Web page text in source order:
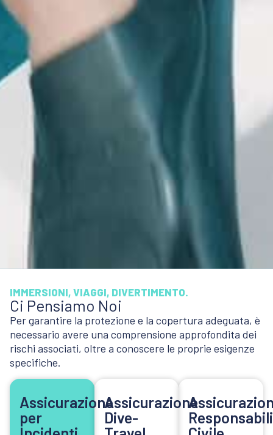
IMMERSIONI, VIAGGI, DIVERTIMENTO.
Ci Pensiamo Noi
Per garantire la protezione e la copertura adeguata, è
necessario avere una comprensione approfondita dei
rischi associati, oltre a conoscere le proprie esigenze
specifiche.
Assicurazione
per
Assicurazione
Dive-